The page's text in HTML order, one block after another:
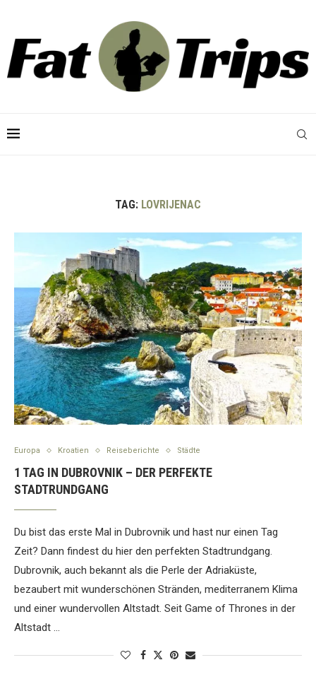
TAG: LOVRIJENAC
Europa Kroatien Reiseberichte Städte
1 TAG IN DUBROVNIK – DER PERFEKTE
STADTRUNDGANG
Du bist das erste Mal in Dubrovnik und hast nur einen Tag
Zeit? Dann findest du hier den perfekten Stadtrundgang.
Dubrovnik, auch bekannt als die Perle der Adriaküste,
bezaubert mit wunderschönen Stränden, mediterranem Klima
und einer wundervollen Altstadt. Seit Game of Thrones in der
Altstadt …